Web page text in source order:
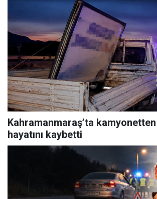
Kahramanmaraş’ta
hayatını kaybetti